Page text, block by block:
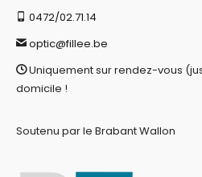
0472/02.71.14
optic@fillee.be
Uniquement sur rendez-vous
domicile !
Soutenu par le Brabant Wallon